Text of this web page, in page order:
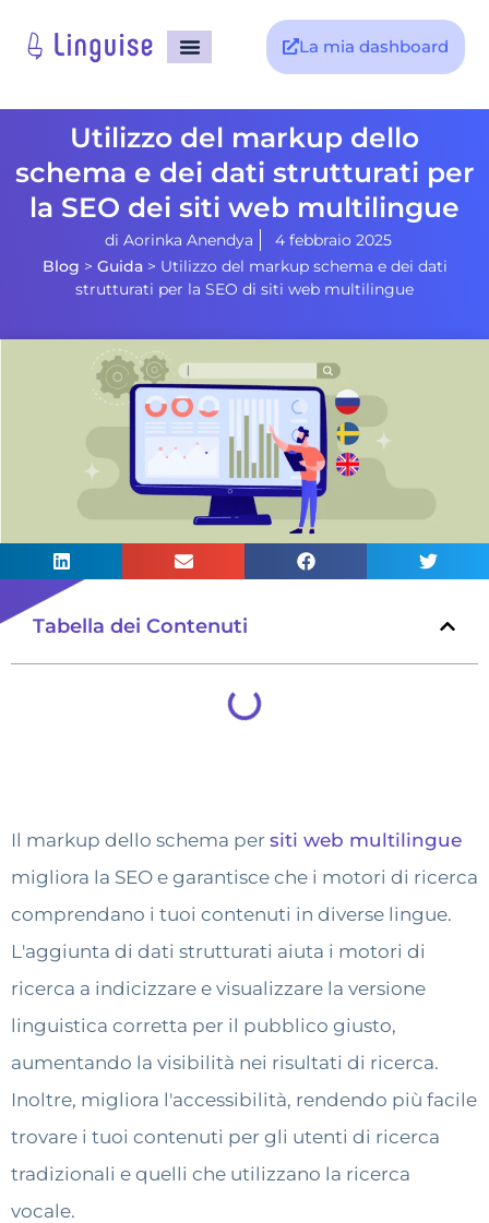
La mia dashboard
Utilizzo del markup dello
schema e dei dati strutturati per
la SEO dei siti web multilingue
di Aorinka Anendya
4 febbraio 2025
Blog > Guida> Utilizzo del markup schema e dei dati
strutturati per la SEO di siti web multilingue
Tabella dei Contenuti
Il markup dello schema per siti web multilingue
migliora la SEO e garantisce che i motori di ricerca
comprendano i tuoi contenuti in diverse lingue.
L'aggiunta di dati strutturati aiuta i motori di
ricerca a indicizzare e visualizzare la versione
linguistica corretta per il pubblico giusto,
aumentando la visibilità nei risultati di ricerca.
Inoltre, migliora l'accessibilità, rendendo più facile
trovare i tuoi contenuti per gli utenti di ricerca
tradizionali e quelli che utilizzano la ricerca
vocale.